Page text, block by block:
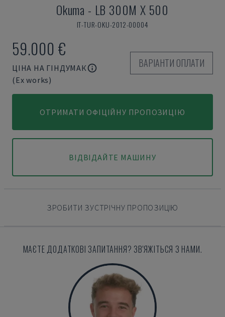
Okuma - LB 300M X 500
IT-TUR-OKU-2012-00004
59.000 €
ЦІНА НА ГІНДУМАК
(Ex works)
ВАРІАНТИ ОПЛАТИ
ОТРИМАТИ ОФІЦІЙНУ ПРОПОЗИЦІЮ
ВІДВІДАЙТЕ МАШИНУ
ЗРОБИТИ ЗУСТРІЧНУ ПРОПОЗИЦІЮ
МАЄТЕ ДОДАТКОВІ ЗАПИТАННЯ? ЗВ'ЯЖІТЬСЯ З НАМИ.